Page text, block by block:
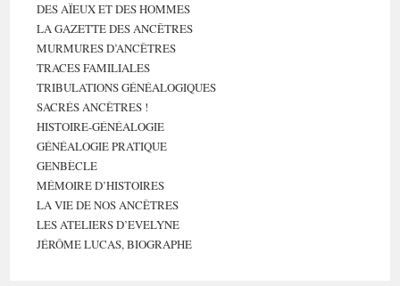
DES AÏEUX ET DES HOMMES
LA GAZETTE DES ANCÊTRES
MURMURES D’ANCÊTRES
TRACES FAMILIALES
TRIBULATIONS GÉNÉALOGIQUES
SACRÉS ANCÊTRES !
HISTOIRE-GÉNÉALOGIE
GÉNÉALOGIE PRATIQUE
GENBÈCLE
MÉMOIRE D’HISTOIRES
LA VIE DE NOS ANCÊTRES
LES ATELIERS D’EVELYNE
JÉRÔME LUCAS, BIOGRAPHE